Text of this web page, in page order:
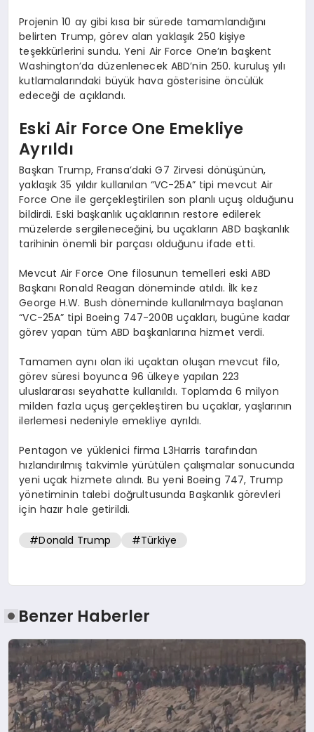
Projenin 10 ay gibi kısa bir sürede tamamlandığını
belirten Trump, görev alan yaklaşık 250 kişiye
teşekkürlerini sundu. Yeni Air Force One’ın başkent
Washington’da düzenlenecek ABD’nin 250. kuruluş yılı
kutlamalarındaki büyük hava gösterisine öncülük
edeceği de açıklandı.
Eski Air Force One Emekliye
Ayrıldı
Başkan Trump, Fransa’daki G7 Zirvesi dönüşünün,
yaklaşık 35 yıldır kullanılan “VC-25A” tipi mevcut Air
Force One ile gerçekleştirilen son planlı uçuş olduğunu
bildirdi. Eski başkanlık uçaklarının restore edilerek
müzelerde sergileneceğini, bu uçakların ABD başkanlık
tarihinin önemli bir parçası olduğunu ifade etti.
Mevcut Air Force One filosunun temelleri eski ABD
Başkanı Ronald Reagan döneminde atıldı. İlk kez
George H.W. Bush döneminde kullanılmaya başlanan
“VC-25A” tipi Boeing 747-200B uçakları, bugüne kadar
görev yapan tüm ABD başkanlarına hizmet verdi.
Tamamen aynı olan iki uçaktan oluşan mevcut filo,
görev süresi boyunca 96 ülkeye yapılan 223
uluslararası seyahatte kullanıldı. Toplamda 6 milyon
milden fazla uçuş gerçekleştiren bu uçaklar, yaşlarının
ilerlemesi nedeniyle emekliye ayrıldı.
Pentagon ve yüklenici firma L3Harris tarafından
hızlandırılmış takvimle yürütülen çalışmalar sonucunda
yeni uçak hizmete alındı. Bu yeni Boeing 747, Trump
yönetiminin talebi doğrultusunda Başkanlık görevleri
için hazır hale getirildi.
#Donald Trump #Türkiye
Benzer Haberler